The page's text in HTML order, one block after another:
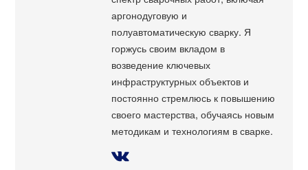
аргонодуговую и
полуавтоматическую сварку. Я
горжусь своим вкладом в
возведение ключевых
инфраструктурных объектов и
постоянно стремлюсь к повышению
своего мастерства, обучаясь новым
методикам и технологиям в сварке.